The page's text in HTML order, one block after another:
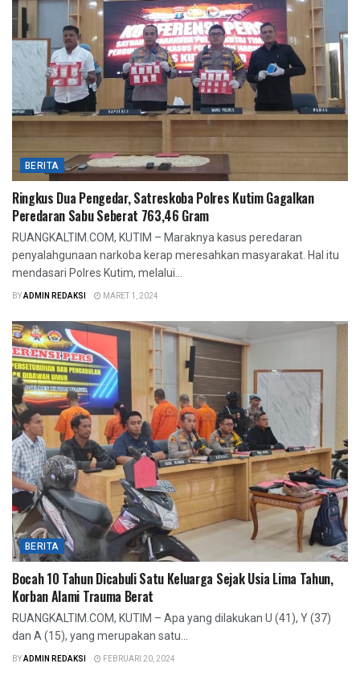
BERITA
Ringkus Dua Pengedar, Satreskoba Polres Kutim Gagalkan
Peredaran Sabu Seberat 763,46 Gram
RUANGKALTIM.COM, KUTIM – Maraknya kasus peredaran
penyalahgunaan narkoba kerap meresahkan masyarakat. Hal itu
mendasari Polres Kutim, melalui...
BYADMIN REDAKSI MARET 1, 2024
BERITA
Bocah 10 Tahun Dicabuli Satu Keluarga Sejak Usia Lima Tahun,
Korban Alami Trauma Berat
RUANGKALTIM.COM, KUTIM – Apa yang dilakukan U (41), Y (37)
dan A (15), yang merupakan satu...
BYADMIN REDAKSI FEBRUARI 20, 2024